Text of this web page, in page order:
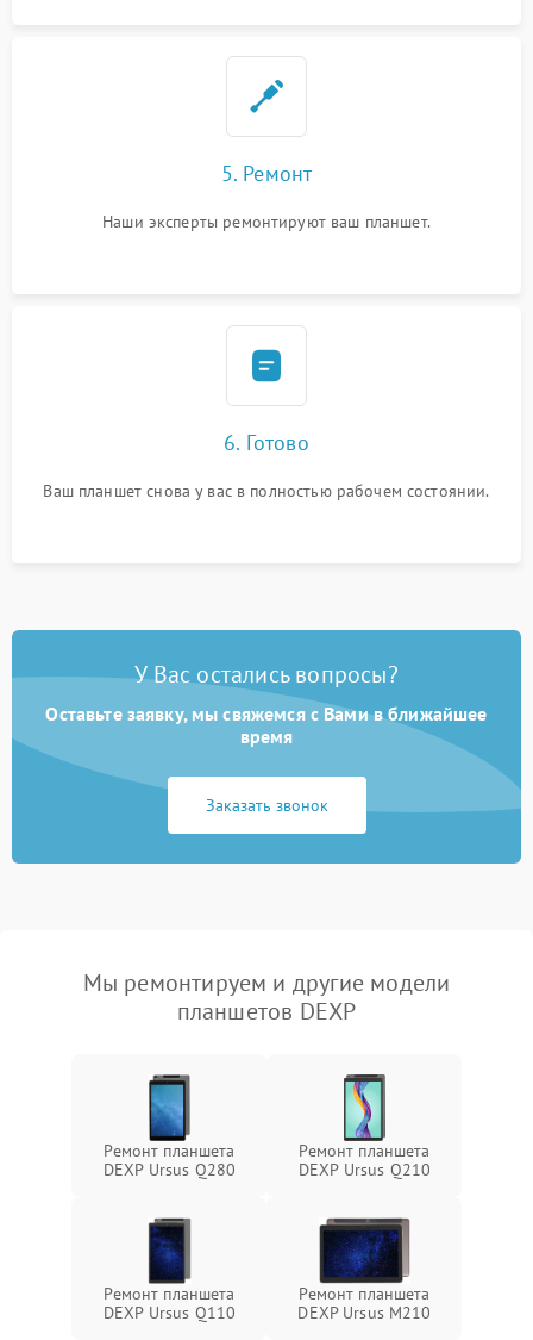
5. Ремонт
Наши эксперты ремонтируют ваш планшет.
6. Готово
Ваш планшет снова у вас в полностью рабочем состоянии.
У Вас остались вопросы?
Оставьте заявку, мы свяжемся с Вами в ближайшее
время
Заказать звонок
Мы ремонтируем и другие модели
планшетов DEXP
Ремонт планшета
DEXP Ursus Q280
Ремонт планшета
DEXP Ursus Q210
Ремонт планшета
DEXP Ursus Q110
Ремонт планшета
DEXP Ursus M210